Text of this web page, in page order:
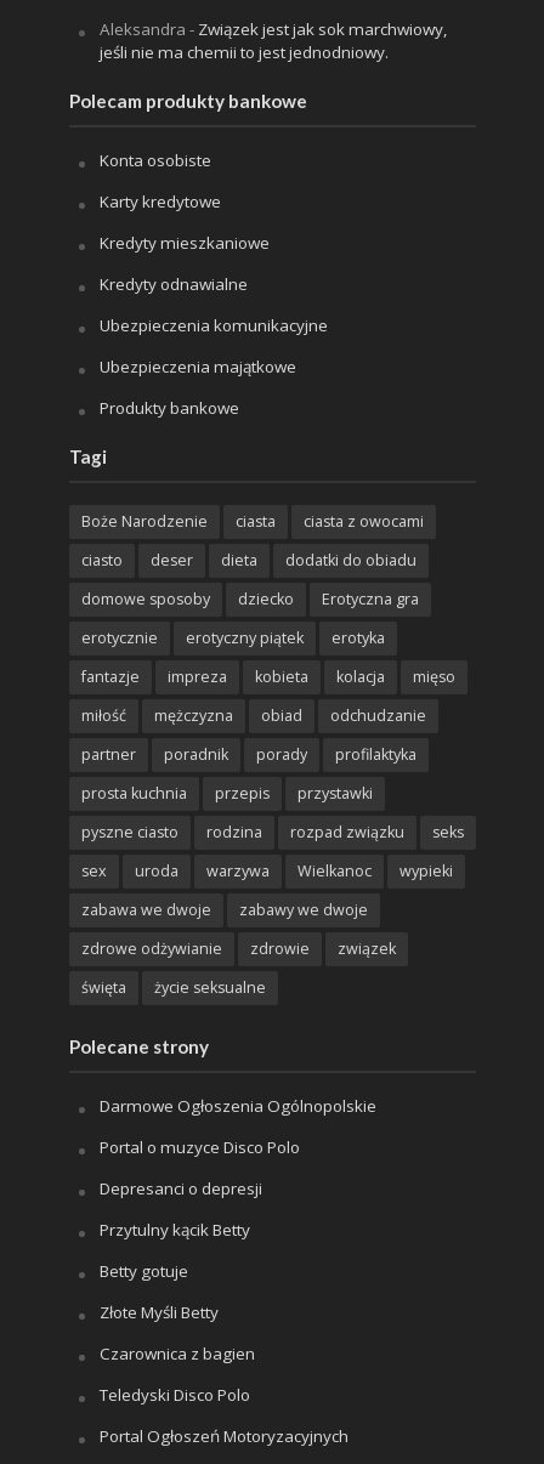
Aleksandra - Związek jest jak sok marchwiowy,
jeśli nie ma chemii to jest jednodniowy.
Polecam produkty bankowe
Konta osobiste
Karty kredytowe
Kredyty mieszkaniowe
Kredyty odnawialne
Ubezpieczenia komunikacyjne
Ubezpieczenia majątkowe
Produkty bankowe
Tagi
Boże Narodzenie ciasta
ciasta z owocami
ciasto
deser dieta
dodatki do obiadu
domowe sposoby
dziecko
Erotyczna gra
erotycznie
erotyczny piątek
erotyka
fantazje
impreza kobieta kolacja
mięso
miłość
mężczyzna obiad
odchudzanie
partner
poradnik porady
profilaktyka
prosta kuchnia
przepis
przystawki
pyszne ciasto
rodzina rozpad związku
seks
sex
uroda warzywa Wielkanoc
wypieki
zabawa we dwoje
zabawy we dwoje
zdrowe odżywianie
zdrowie
związek
święta
życie seksualne
Polecane strony
Darmowe Ogłoszenia Ogólnopolskie
Portal o muzyce Disco Polo
Depresanci o depresji
Przytulny kącik Betty
Betty gotuje
Złote Myśli Betty
Czarownica z bagien
Teledyski Disco Polo
Portal Ogłoszeń Motoryzacyjnych